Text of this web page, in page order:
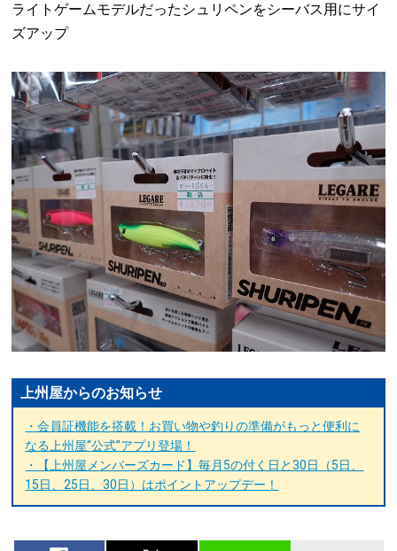
ライトゲームモデルだったシュリペンをシーバス用にサイ
ズアップ
上州屋からのお知らせ
・会員証機能を搭載！お買い物や釣りの準備がもっと便利に
なる上州屋“公式”アプリ登場！
・【上州屋メンバーズカード】毎月5の付く日と30日（5日、
15日、25日、30日）はポイントアップデー！